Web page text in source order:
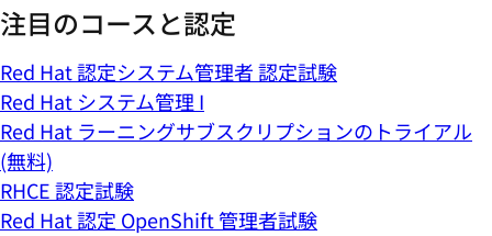
注目のコースと認定
Red Hat 認定システム管理者 認定試験
Red Hat システム管理 I
Red Hat ラーニングサブスクリプションのトライアル
(無料)
RHCE 認定試験
Red Hat 認定 OpenShift 管理者試験